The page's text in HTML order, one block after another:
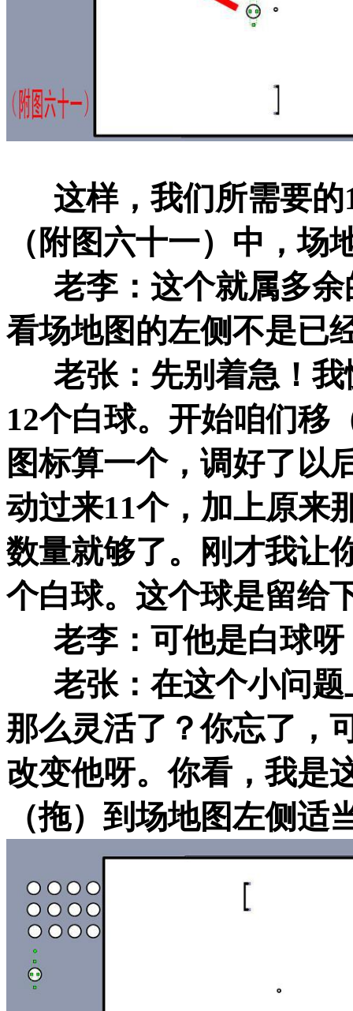
这样，我们所需要的
（附图六十一）中，场
老李：这个就属多余
看场地图的左侧不是已
老张：先别着急！我
12个白球。开始咱们移
图标算一个，调好了以
动过来11个，加上原来
数量就够了。刚才我让
个白球。这个球是留给
老李：可他是白球呀
老张：在这个小问题
那么灵活了？你忘了，
改变他呀。你看，我是
（拖）到场地图左侧